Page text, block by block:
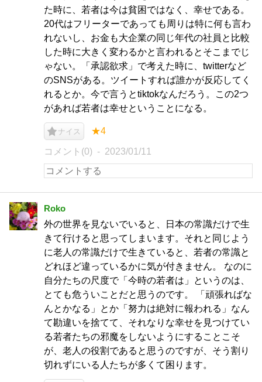
た時に、若者は今は貧困ではなく、幸せである。
20代はフリーターであっても周りは特に何も言わ
れないし、お金も大企業の同じ年代の社員と比較
した時に大きく変わるかと言われるとそこまでじ
ゃない。「承認欲求」で考えた時に、twitterなど
のSNSがある。ツイートすれば誰かが反応してく
れるとか。今で言うとtiktokなんだろう。この2つ
があれば若者は幸せということになる。
ナイス ★4
コメント(0) 2023/01/11
Roko
外の世界を見ないでいると、日本の常識だけで生
きて行けると思ってしまいます。それと同じよう
に老人の常識だけで生きていると、若者の常識と
どれほど違っているかに気が付きません。 なのに
自分たちの尺度で「今時の若者は」というのは、
とても危ういことだと思うのです。 「頑張ればな
んとかなる」とか「努力は絶対に報われる」なん
て勘違いを捨てて、それなりな幸せを見つけてい
る若者たちの邪魔をしないようにすることこそ
が、老人の役割であると思うのですが、そう割り
切れずにいる人たちが多くて困ります。